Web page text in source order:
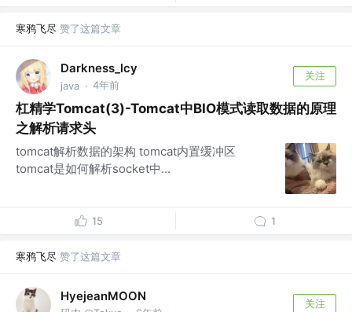
寒鸦飞尽 赞了这篇文章
Darkness_lcy
java · 4年前
关注
杠精学Tomcat(3)-Tomcat中BIO模式读取数据的原理
之解析请求头
tomcat解析数据的架构 tomcat内置缓冲区
tomcat是如何解析socket中...
15 1
寒鸦飞尽 赞了这篇文章
HyejeanMOON
关注